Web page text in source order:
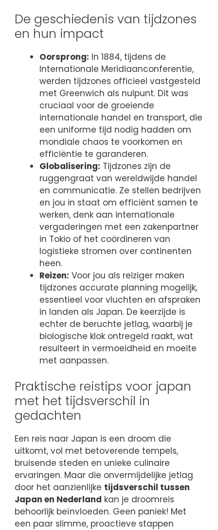
De geschiedenis van tijdzones
en hun impact
Oorsprong: In 1884, tijdens de
Internationale Meridiaanconferentie,
werden tijdzones officieel vastgesteld
met Greenwich als nulpunt. Dit was
cruciaal voor de groeiende
internationale handel en transport, die
een uniforme tijd nodig hadden om
mondiale chaos te voorkomen en
efficiëntie te garanderen.
Globalisering: Tijdzones zijn de
ruggengraat van wereldwijde handel
en communicatie. Ze stellen bedrijven
en jou in staat om efficiënt samen te
werken, denk aan internationale
vergaderingen met een zakenpartner
in Tokio of het coördineren van
logistieke stromen over continenten
heen.
Reizen: Voor jou als reiziger maken
tijdzones accurate planning mogelijk,
essentieel voor vluchten en afspraken
in landen als Japan. De keerzijde is
echter de beruchte jetlag, waarbij je
biologische klok ontregeld raakt, wat
resulteert in vermoeidheid en moeite
met aanpassen.
Praktische reistips voor japan
met het tijdsverschil in
gedachten
Een reis naar Japan is een droom die
uitkomt, vol met betoverende tempels,
bruisende steden en unieke culinaire
ervaringen. Maar die onvermijdelijke jetlag
door het aanzienlijke tijdsverschil tussen
Japan en Nederland kan je droomreis
behoorlijk beïnvloeden. Geen paniek! Met
een paar slimme, proactieve stappen